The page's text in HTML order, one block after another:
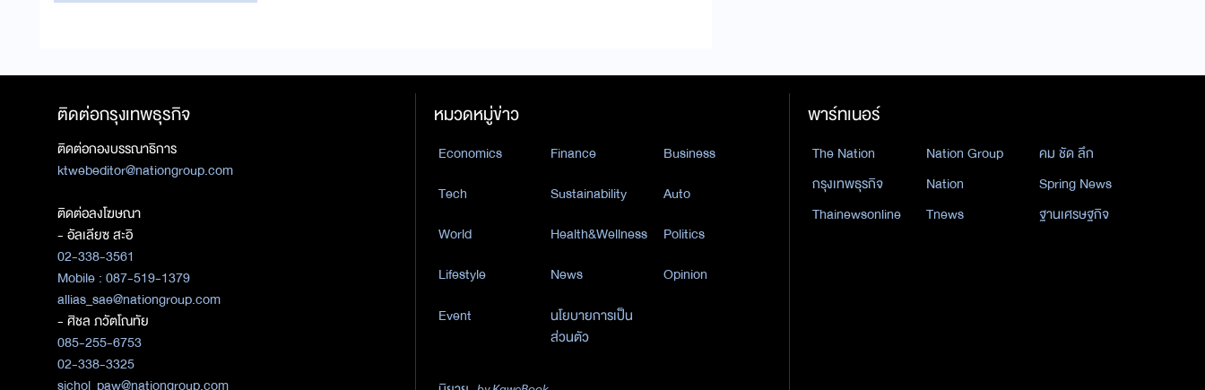
ติดต่อกรุงเทพธุรกิจ
ติดต่อกองบรรณาธิการ
ktwebeditor@nationgroup.com
ติดต่อลงโฆษณา
- อัลเลียซ สะอิ
02-338-3561
Mobile : 087-519-1379
allias_sae@nationgroup.com
- ศิชล ภวัตโณทัย
085-255-6753
02-338-3325
หมวดหมู่ข่าว
Economics Finance
Business
Tech
Sustainability
Auto
World
Health&Wellness
Politics
Lifestyle
News
Opinion
Event
นโยบายการเป็น
ส่วนตัว
พาร์ทเนอร์
The Nation Nation Group
คม ชัด ลึก
กรุงเทพธุรกิจ
Nation
Spring News
Thainewsonline
Tnews ฐานเศรษฐกิจ